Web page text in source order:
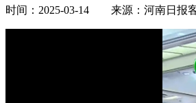
时间：2025-03-14 来源：河南日报